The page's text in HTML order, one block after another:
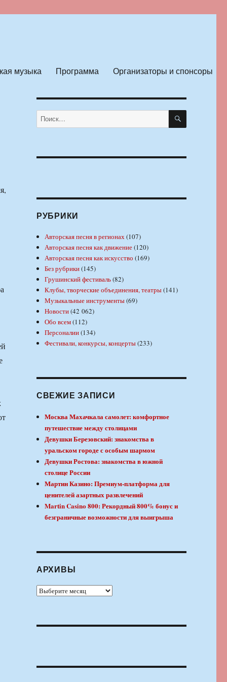
музыка Программа Организаторы и спонсоры
Искать: ПОИСК
РУБРИКИ
Авторская песня в регионах(107)
Авторская песня как движение(120)
Авторская песня как искусство (169)
Без рубрики(145)
Грушинский фестиваль(82)
Клубы, творческие объединения, театры(141)
Музыкальные инструменты(69)
Новости(42 062)
Обо всем(112)
Персоналии(134)
Фестивали, конкурсы, концерты(233)
СВЕЖИЕ ЗАПИСИ
Москва Махачкала самолет: комфортное
путешествие между столицами
Девушки Березовский: знакомства в
уральском городе с особым шармом
Девушки Ростова: знакомства в южной
столице России
Мартин Казино: Премиум-платформа для
ценителей азартных развлечений
Martin Casino 800: Рекордный 800% бонус и
безграничные возможности для выигрыша
АРХИВЫ
Архивы